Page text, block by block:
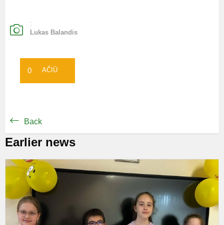
:
Lukas Balandis
AČIŪ
0
Back
Earlier news